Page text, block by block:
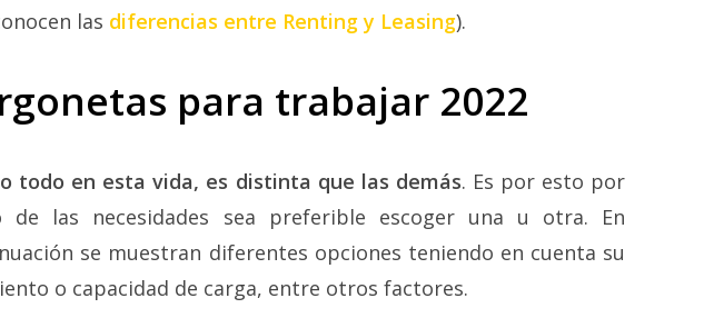
las diferencias entre Renting y Leasing).
para trabajar 2022
todo en esta vida, es distinta que las demás. Es por esto por
de las necesidades sea preferible escoger una u otra. En
se muestran diferentes opciones teniendo en cuenta su
o capacidad de carga, entre otros factores.